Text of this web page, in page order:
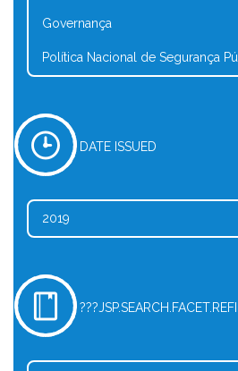
Governança
Política Nacional de Segurança Pú...
DATE ISSUED
2019